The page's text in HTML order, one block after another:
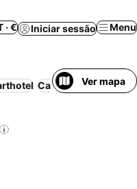
· € Iniciar sessão Menu
Cancelamento
Ver mapa